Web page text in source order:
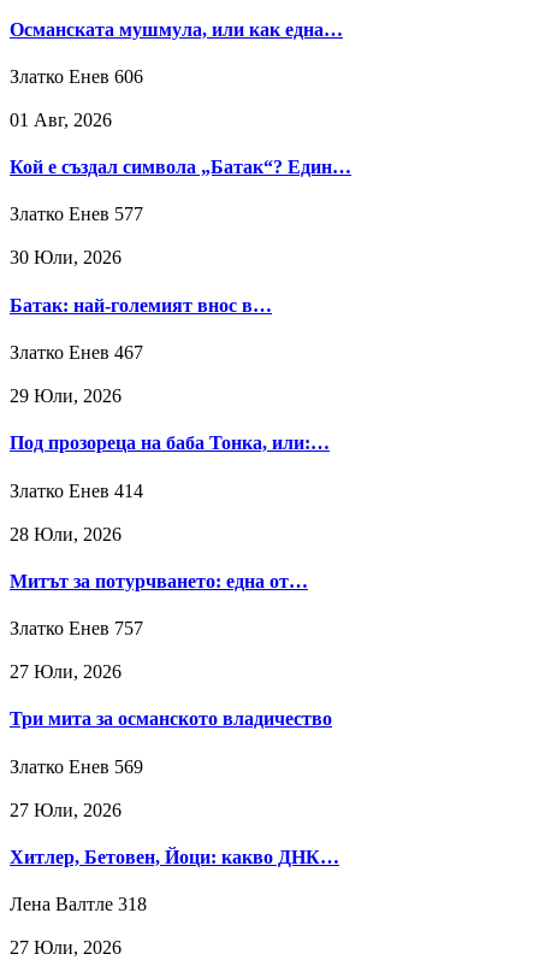
Османската мушмула, или как една…
Златко Енев 606
01 Авг, 2026
Кой е създал символа „Батак“? Един…
Златко Енев 577
30 Юли, 2026
Батак: най-големият внос в…
Златко Енев 467
29 Юли, 2026
Под прозореца на баба Тонка, или:…
Златко Енев 414
28 Юли, 2026
Митът за потурчването: една от…
Златко Енев 757
27 Юли, 2026
Три мита за османското владичество
Златко Енев 569
27 Юли, 2026
Хитлер, Бетовен, Йоци: какво ДНК…
Лена Валтле 318
27 Юли, 2026